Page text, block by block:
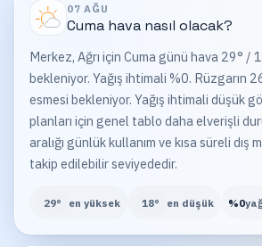
07 AĞU
Cumahava nasıl olacak?
Merkez, Ağrı için Cuma günü hava 29° /
bekleniyor. Yağış ihtimali %0. Rüzgarın
esmesi bekleniyor. Yağış ihtimali düşük
planları için genel tablo daha elverişli
aralığı günlük kullanım ve kısa süreli dış
takip edilebilir seviyededir.
29° en yüksek 18° en düşük %0